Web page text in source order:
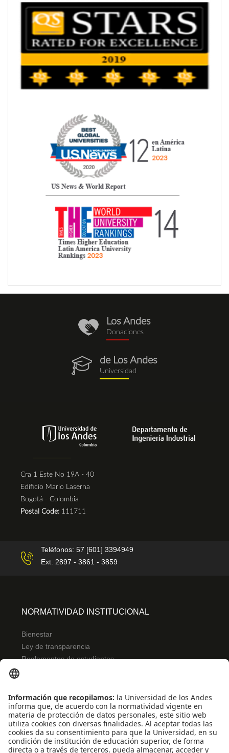
donaciones.png
Los Andes
Donaciones
egresados.png
de Los Andes
Universidad
Cra 1 Este No 19A - 40
Edificio Mario Laserna
Bogotá - Colombia
Postal Code: 111711
Teléfonos: 57 [601] 3394949
Ext. 2897 - 3861 - 3859
NORMATIVIDAD INSTITUCIONAL
Bienestar
Ley de transparencia
Reglamentos de estudiantes
ENLACES RÁPIDOS
Centro de español
Conecta-TE